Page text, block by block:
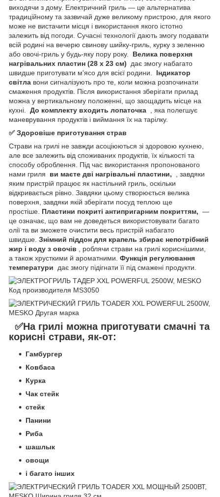
виходячи з дому. Електричний гриль — це альтернатива
традиційному та зазвичай дуже великому пристрою, для якого
може не вистачити місця і використання якого істотно
залежить від погоди. Сучасні технології дають змогу подавати
всій родині на вечерю свинову шийку-гриль, курку з зеленню
або овочі-гриль у будь-яку пору року.
Велика поверхня
нагрівальних пластин (28 х 23 см) дає змогу набагато
швидше приготувати м'ясо для всієї родини.
Індикатор
світла вони сигналізують про те, коли можна розпочинати
смаження продуктів. Після використання зберігати прилад
можна у вертикальному положенні, що заощадить місце на
кухні.
До комплекту входить лопаточка , яка полегшує
маневрування продуктів і виймання їх на тарілку.
✅ Здоровіше приготування страв
Страви на грилі не завжди асоціюються зі здоровою кухнею,
але все залежить від споживаних продуктів, їх кількості та
способу оброблення. Під час використання пропонованого
нами гриля
ви маєте дві нагрівальні пластини, , завдяки
яким пристрій працює як настільний гриль, оскільки
відкривається рівно. Завдяки цьому створюється велика
поверхня, завдяки якій зберігати посуд теплою ще
простіше. Пластини покриті антипригарним покриттям, —
це означає, що вам не доведеться використовувати багато
олії та ви зможете очистити весь пристрій набагато
швидше. Знімний піддон для крапель збирає непотрібний
жир і воду з овочів , роблячи страви на грилі кориснішими,
а також хрусткими й ароматними. Функція регулювання
температури дає змогу підігнати її під смажені продукти.
✅На грилі можна приготувати смачні та
корисні страви, як-от:
Гамбургер
Ковбаса
Курка
Чак стейк
стейк
Панини
Риба
шашлык
овощи
і багато інших